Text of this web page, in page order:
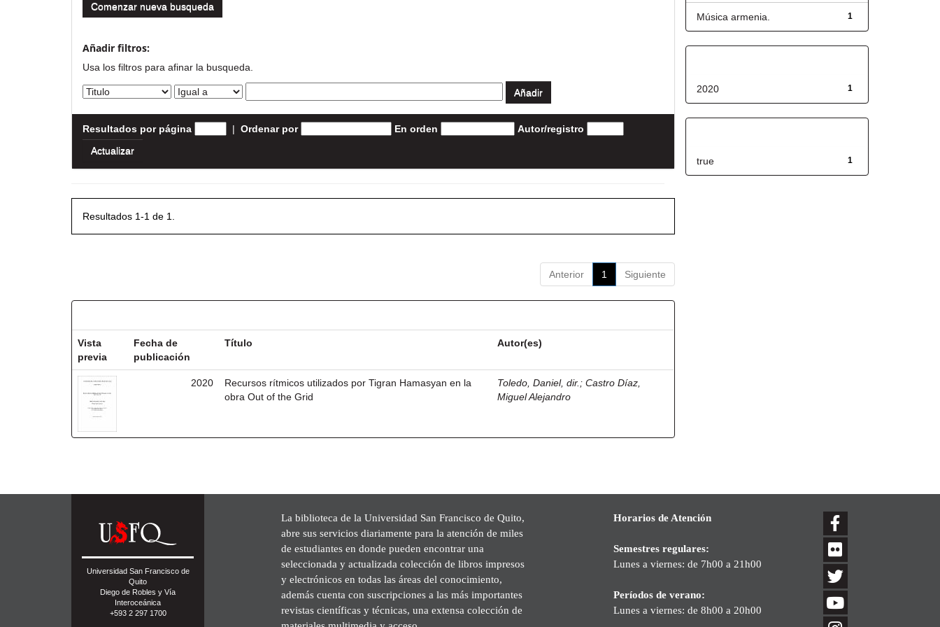
Comenzar nueva busqueda
Añadir filtros:
Usa los filtros para afinar la busqueda.
Resultados por página | Ordenar por En orden Autor/registro
Resultados 1-1 de 1.
Anterior 1 Siguiente
Vista
previa
Fecha de
publicación
Título Autor(es)
2020
Recursos rítmicos utilizados por Tigran Hamasyan en la
obra Out of the Grid
Toledo, Daniel, dir. ;Castro Díaz,
Miguel Alejandro
1
Música armenia.
1
2020
1
true
Universidad San Francisco de
Quito
Diego de Robles y Vía
Interoceánica
+593 2 297 1700
La biblioteca de la Universidad San Francisco de Quito,
abre sus servicios diariamente para la atención de miles
de estudiantes en donde pueden encontrar una
seleccionada y actualizada colección de libros impresos
y electrónicos en todas las áreas del conocimiento,
además cuenta con suscripciones a las más importantes
revistas científicas y técnicas, una extensa colección de
Horarios de Atención
Semestres regulares:
Lunes a viernes: de 7h00 a 21h00
Períodos de verano:
Lunes a viernes: de 8h00 a 20h00